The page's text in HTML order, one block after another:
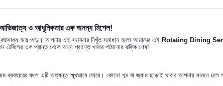
ও আধুনিকতার এক অনন্য মিশেল!
কষ্টসাধ্য হয়ে পড়ে। আপনার এই সমস্যার নিখুঁত সমাধান হলো আমাদের এই Rotating Dining
টেবিলের এক প্রান্ত থেকে অন্য প্রান্তে খাবার পাঠানোর ঝক্কি শেষ!
ব্যবহারের ফলে এটি অত্যন্ত স্মুথভাবে ঘোরে। কোনো শব্দ বা জ্যাম ছাড়াই খাবার আপনার সামনে